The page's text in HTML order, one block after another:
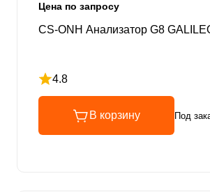
Цена по запросу
CS-ONH Анализатор G8
4.8
Рейтинг 4.8 из 5
В корзину Под